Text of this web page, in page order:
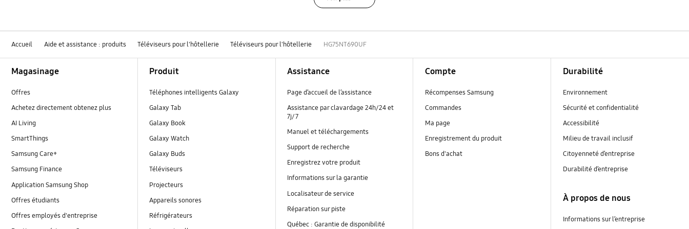
Accueil Aide et assistance : produits Téléviseurs pour l'hôtellerie Téléviseurs pour l'hôtellerie HG75NT690UF
Magasinage
Offres
Achetez directement obtenez plus
AI Living
SmartThings
Samsung Care+
Samsung Finance
Application Samsung Shop
Offres étudiants
Offres employés d'entreprise
Produit
Téléphones intelligents Galaxy
Galaxy Tab
Galaxy Book
Galaxy Watch
Galaxy Buds
Téléviseurs
Projecteurs
Appareils sonores
Réfrigérateurs
Assistance
Page d’accueil de l’assistance
Assistance par clavardage 24h/24 et
7j/7
Manuel et téléchargements
Support de recherche
Enregistrez votre produit
Informations sur la garantie
Localisateur de service
Réparation sur piste
Québec : Garantie de disponibilité
Compte
Récompenses Samsung
Commandes
Ma page
Enregistrement du produit
Bons d'achat
Durabilité
Environnement
Sécurité et confidentialité
Accessibilité
Milieu de travail inclusif
Citoyenneté d’entreprise
Durabilité d’entreprise
À propos de nous
Informations sur l’entreprise